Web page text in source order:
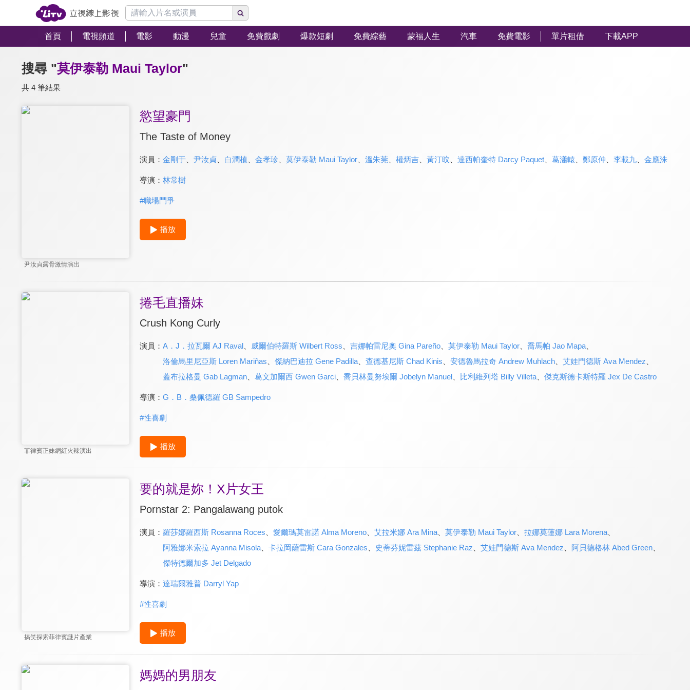
首頁 電視頻道 電影 動漫 兒童 免費戲劇 爆款短劇 免費綜藝 蒙福人生 汽車 免費電影 單片租借 下載APP
搜尋 "莫伊泰勒 Maui Taylor"
共 4 筆結果
尹汝貞露骨激情演出
慾望豪門
The Taste of Money
演員： 金剛于、 尹汝貞、 白潤植 金孝珍、 莫伊泰勒 Maui Taylor、 溫朱莞、 權炳吉、 黃汀旼 達西帕奎特 Darcy Paquet、 葛瀟轅 鄭原仲 李載九、 金應洙
導演： 林常樹
#職場鬥爭
播放
菲律賓正妹網紅火辣演出
捲毛直播妹
Crush Kong Curly
演員： A．J．拉瓦爾 AJ Raval、 威爾伯特羅斯 Wilbert Ross 吉娜帕雷尼奧 Gina Pareño、 莫伊泰勒 Maui Taylor、 喬馬帕 Jao Mapa、
洛倫馬里尼亞斯 Loren Mariñas
傑納巴迪拉 Gene Padilla、 查德基尼斯 Chad Kinis 安德魯馬拉奇 Andrew Muhlach、 艾娃門德斯 Ava Mendez
蓋布拉格曼 Gab Lagman、 葛文加爾西 Gwen Garci、 喬貝林曼努埃爾 Jobelyn Manuel、 比利維列塔 Billy Villeta、 傑克斯德卡斯特羅 Jex De Castro
導演： G．B．桑佩德羅 GB Sampedro
#性喜劇
播放
搞笑探索菲律賓謎片產業
要的就是妳！X片女王
Pornstar 2: Pangalawang putok
演員： 羅莎娜羅西斯 Rosanna Roces 愛爾瑪莫雷諾 Alma Moreno、 艾拉米娜 Ara Mina、 莫伊泰勒 Maui Taylor、 拉娜莫蓮娜 Lara Morena、
阿雅娜米索拉 Ayanna Misola、 卡拉岡薩雷斯 Cara Gonzales 史蒂芬妮雷茲 Stephanie Raz 艾娃門德斯 Ava Mendez 阿貝德格林 Abed Green、
傑特德爾加多 Jet Delgado
導演： 達瑞爾雅普 Darryl Yap
#性喜劇
播放
媽媽的男朋友